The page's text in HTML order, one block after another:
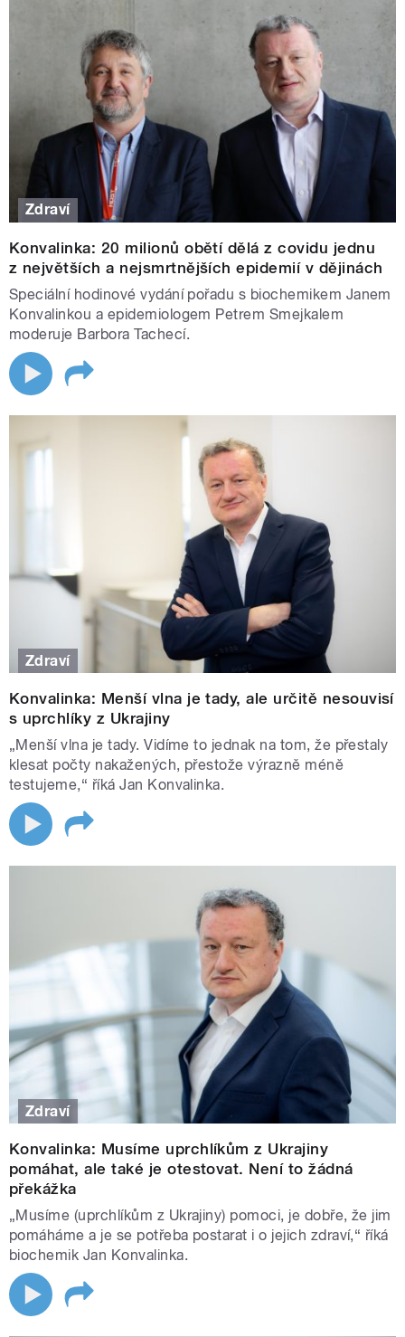
Zdraví
Konvalinka: 20 milionů obětí dělá z covidu jednu
z největších a nejsmrtnějších epidemií v dějinách
Speciální hodinové vydání pořadu s biochemikem Janem
Konvalinkou a epidemiologem Petrem Smejkalem
moderuje Barbora Tachecí.
Zdraví
Konvalinka: Menší vlna je tady, ale určitě nesouvisí
s uprchlíky z Ukrajiny
„Menší vlna je tady. Vidíme to jednak na tom, že přestaly
klesat počty nakažených, přestože výrazně méně
testujeme,“ říká Jan Konvalinka.
Zdraví
Konvalinka: Musíme uprchlíkům z Ukrajiny
pomáhat, ale také je otestovat. Není to žádná
překážka
„Musíme (uprchlíkům z Ukrajiny) pomoci, je dobře, že jim
pomáháme a je se potřeba postarat i o jejich zdraví,“ říká
biochemik Jan Konvalinka.